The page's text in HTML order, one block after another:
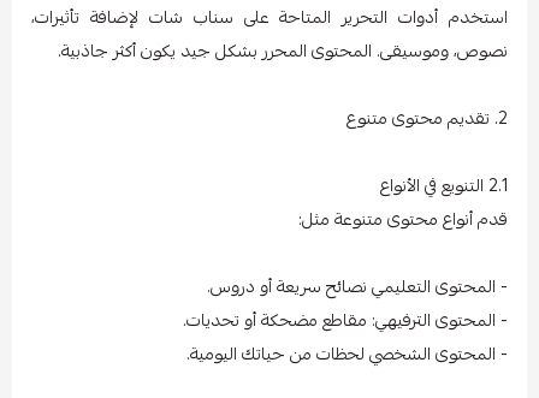
استخدم أدوات التحرير المتاحة على سناب شات لإضافة تأثيرات،
نصوص، وموسيقى. المحتوى المحرر بشكل جيد يكون أكثر جاذبية.
2. تقديم محتوى متنوع
2.1 التنويع في الأنواع
قدم أنواع محتوى متنوعة مثل:
- المحتوى التعليمي نصائح سريعة أو دروس.
- المحتوى الترفيهي: مقاطع مضحكة أو تحديات.
- المحتوى الشخصي لحظات من حياتك اليومية.